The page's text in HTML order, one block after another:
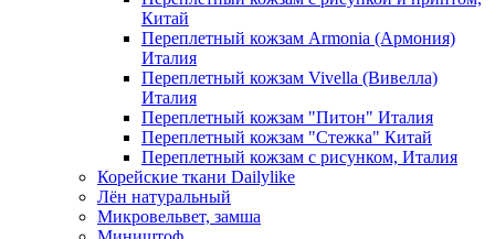
Китай
Переплетный кожзам Armonia (Армония)
Италия
Переплетный кожзам Vivella (Вивелла)
Италия
Переплетный кожзам "Питон" Италия
Переплетный кожзам "Стежка" Китай
Переплетный кожзам с рисунком, Италия
Корейские ткани Dailylike
Лён натуральный
Микровельвет, замша